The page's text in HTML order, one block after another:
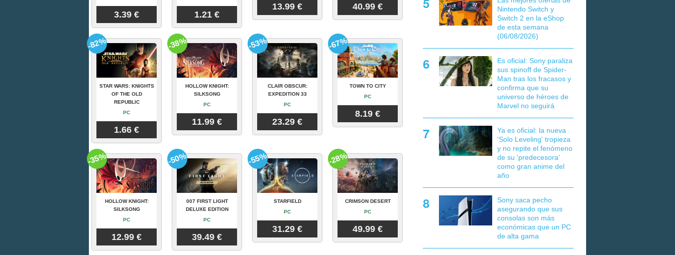
3.39 € 1.21 €
13.99 € 40.99 €
STAR WARS: KNIGHTS
OF THE OLD
REPUBLIC
PC
1.66 €
-82%
HOLLOW KNIGHT:
SILKSONG
PC
11.99 €
-38%
CLAIR OBSCUR:
EXPEDITION 33
PC
23.29 €
-53%
TOWN TO CITY
PC
8.19 €
-67%
HOLLOW KNIGHT:
SILKSONG
PC
12.99 €
-35%
007 FIRST LIGHT
DELUXE EDITION
PC
39.49 €
-50%
STARFIELD
PC
31.29 €
-55%
CRIMSON DESERT
PC
49.99 €
-28%
Nintendo Switch y
Switch 2 en la eShop
de esta semana
(06/08/2026)
Es oficial: Sony paraliza
sus spinoff de Spider-
Man tras los fracasos y
confirma que su
universo de héroes de
Marvel no seguirá
Ya es oficial: la nueva
'Solo Leveling' tropieza
y no repite el fenómeno
de su 'predecesora'
como gran anime del
año
Sony saca pecho
asegurando que sus
consolas son más
económicas que un PC
de alta gama